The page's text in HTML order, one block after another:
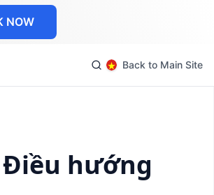
NOW
Back to Main Site
hướng